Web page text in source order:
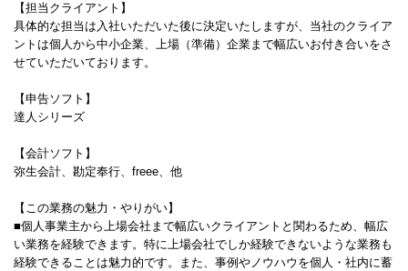
【担当クライアント】
具体的な担当は入社いただいた後に決定いたしますが、当社のクライア
ントは個人から中小企業、上場（準備）企業まで幅広いお付き合いをさ
せていただいております。
【申告ソフト】
達人シリーズ
【会計ソフト】
弥生会計、勘定奉行、freee、他
【この業務の魅力・やりがい】
■個人事業主から上場会社まで幅広いクライアントと関わるため、幅広
い業務を経験できます。特に上場会社でしか経験できないような業務も
経験できることは魅力的です。また、事例やノウハウを個人・社内に蓄